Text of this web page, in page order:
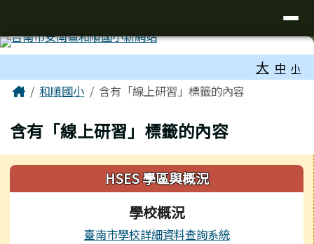
大 中 小
主內容區域
Home和順國小 含有「線上研習」標籤的內容
含有「線上研習」標籤的內容
左邊區域內容HSES 學區與概況
學校概況
臺南市學校詳細資料查詢系統
頁尾區域